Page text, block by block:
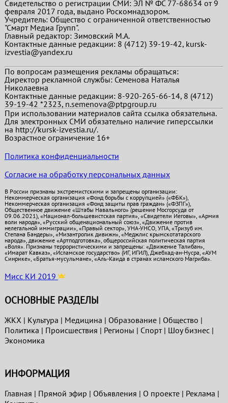
Свидетельство о регистрации СМИ: ЭЛ № ФС 77-68634 от 9
февраля 2017 года, выдано Роскомнадзором.
Учредитель: Общество с ограниченной ответственностью
"Смарт Медиа Групп".
Главный редактор:Зимовский М.А.
Контактные данные редакции: 8 (4712) 39-19-42, kursk-
izvestia@yandex.ru
По вопросам размещения рекламы обращаться:
Директор рекламной службы: Семенова Наталья
Николаевна
Контактные данные редакции: 8-920-265-66-14, 8 (4712)
39-19-42 *2323, n.semenova@ptpgroup.ru
При использовании материалов сайта ссылка обязательна.
Для электронных СМИ обязательно наличие гиперссылки
на http://kursk-izvestia.ru/.
Возрастное ограничение 16+
Политика конфиденциальности
Согласие на обработку персональных данных
В России признаны экстремистскими и запрещены организации:
Некоммерческая организация «Фонд борьбы с коррупцией» («ФБК»),
Некоммерческая организация «Фонд защиты прав граждан» («ФЗПГ»),
Общественное движение «Штабы Навального» (решение Мосгорсуда от
09.06.2021), «Национал-большевистская партия», «Свидетели Иеговы», «Армия
воли народа», «Русский общенациональный союз», «Движение против
нелегальной иммиграции», «Правый сектор», УНА-УНСО, УПА, «Тризуб им.
Степана Бандеры», «Мизантропик дивижн», «Меджлис крымскотатарского
народа», движение «Артподготовка», общероссийская политическая партия
«Воля». Признаны террористическими и запрещены: «Движение Талибан»,
«Имарат Кавказ», «Исламское государство» (ИГ, ИГИЛ), Джебхад-ан-Нусра, «АУМ
Синрике», «Братья-мусульмане», «Аль-Каида в странах исламского Магриба».
Мисс КИ 2019
ОСНОВНЫЕ РАЗДЕЛЫ
ЖКХ | Культура | Медицина | Образование| Общество |
Политика | Проиcшествия | Регионы | Спорт| Шоу бизнес|
Экономика
ИНФОРМАЦИЯ
Главная | Прямой эфир | Объявления | О проекте| Реклама |